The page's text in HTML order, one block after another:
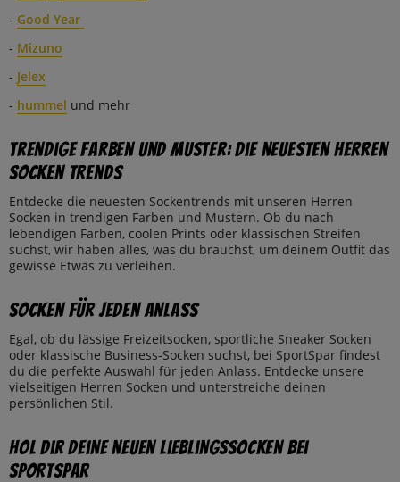
- Good Year
- Mizuno
- Jelex
- hummel und mehr
Trendige Farben und Muster: Die neuesten Herren
Socken trends
Entdecke die neuesten Sockentrends mit unseren Herren
Socken in trendigen Farben und Mustern. Ob du nach
lebendigen Farben, coolen Prints oder klassischen Streifen
suchst, wir haben alles, was du brauchst, um deinem Outfit das
gewisse Etwas zu verleihen.
Socken für jeden Anlass
Egal, ob du lässige Freizeitsocken, sportliche Sneaker Socken
oder klassische Business-Socken suchst, bei SportSpar findest
du die perfekte Auswahl für jeden Anlass. Entdecke unsere
vielseitigen Herren Socken und unterstreiche deinen
persönlichen Stil.
Hol dir deine neuen Lieblingssocken bei
SportSpar